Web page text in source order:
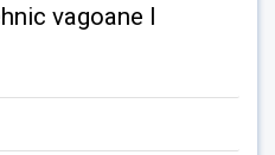
vagoane I